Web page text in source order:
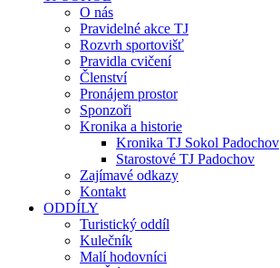
O nás
Pravidelné akce TJ
Rozvrh sportovišť
Pravidla cvičení
Členství
Pronájem prostor
Sponzoři
Kronika a historie
Kronika TJ Sokol Padochov
Starostové TJ Padochov
Zajímavé odkazy
Kontakt
ODDÍLY
Turistický oddíl
Kulečník
Malí hodovníci